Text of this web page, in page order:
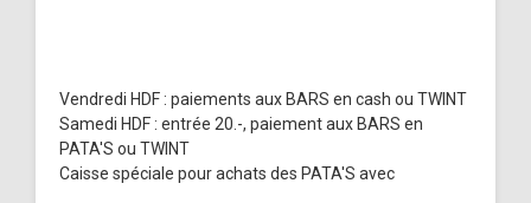
Vendredi HDF : paiements aux BARS en cash ou TWINT
Samedi HDF : entrée 20.-, paiement aux BARS en
PATA'S ou TWINT
Caisse spéciale pour achats des PATA'S avec